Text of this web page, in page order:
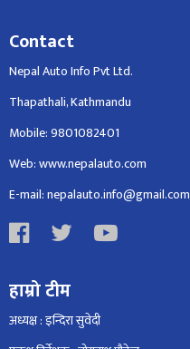
Contact
Nepal Auto Info Pvt Ltd.
Thapathali, Kathmandu
Mobile: 9801082401
Web: www.nepalauto.com
E-mail: nepalauto.info@gmail.com
हाम्रो टीम
अध्यक्ष : इन्दिरा सुवेदी